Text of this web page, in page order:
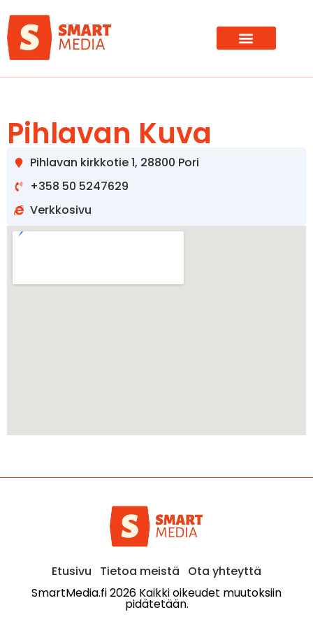
Pihlavan Kuva
Pihlavan kirkkotie 1, 28800 Pori
+358 50 5247629
Verkkosivu
Etusivu Tietoa meistä
Ota yhteyttä
SmartMedia.fi 2026 Kaikki oikeudet muutoksiin
pidätetään.​